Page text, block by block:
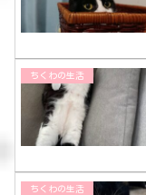
ちくわの生活
ちくわの生活